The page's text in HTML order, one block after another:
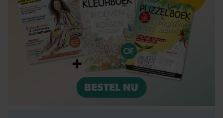
verzameld op basis van uw gebruik van hun services. U
gaat akkoord met onze cookies als u onze website blijft
gebruiken.